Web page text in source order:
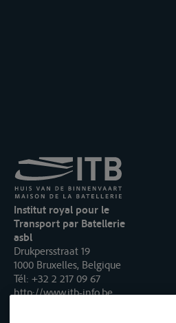
Institut royal pour le
Transport par Batellerie
asbl
Drukpersstraat 19
1000 Bruxelles, Belgique
Tél: +32 2 217 09 67
http://www.itb-info.be